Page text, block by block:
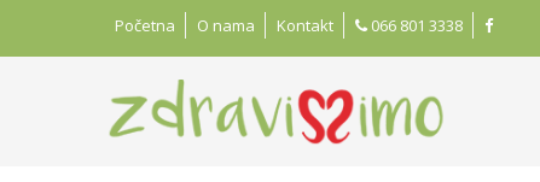
Početna O nama Kontakt 066 801 3338